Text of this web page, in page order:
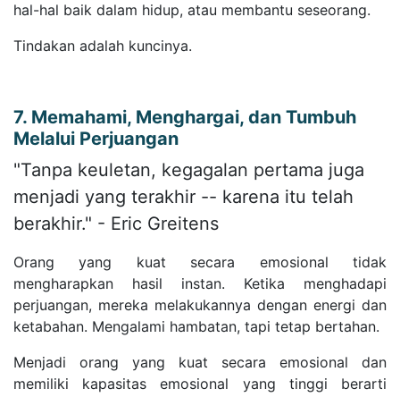
hal-hal baik dalam hidup, atau membantu seseorang.
Tindakan adalah kuncinya.
7. Memahami, Menghargai, dan Tumbuh
Melalui Perjuangan
"Tanpa keuletan, kegagalan pertama juga
menjadi yang terakhir -- karena itu telah
berakhir." - Eric Greitens
Orang yang kuat secara emosional tidak
mengharapkan hasil instan. Ketika menghadapi
perjuangan, mereka melakukannya dengan energi dan
ketabahan. Mengalami hambatan, tapi tetap bertahan.
Menjadi orang yang kuat secara emosional dan
memiliki kapasitas emosional yang tinggi berarti